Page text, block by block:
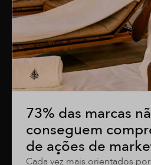
73% das marcas
conseguem
de ações de
Cada vez mais orientados